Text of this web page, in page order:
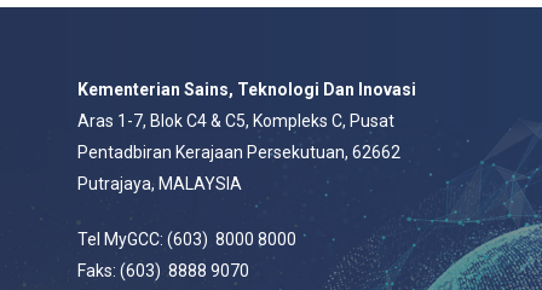
Kementerian Sains, Teknologi Dan Inovasi
Aras 1-7, Blok C4 & C5, Kompleks C, Pusat
Pentadbiran Kerajaan Persekutuan, 62662
Putrajaya, MALAYSIA
Tel MyGCC: (603) 8000 8000
Faks: (603) 8888 9070